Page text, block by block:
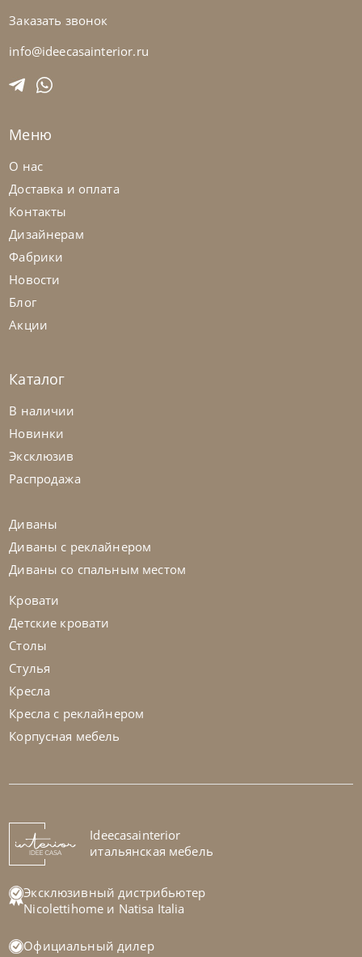
Tomasella
На заказ
Стенка Atlante Unit_At105
На заказ 45-90 дн
Заказать звонок
info@ideecasainterior.ru
Меню
О нас
Доставка и оплата
Контакты
Дизайнерам
Фабрики
Новости
Блог
Акции
Каталог
В наличии
Новинки
Эксклюзив
Распродажа
Диваны
Диваны с реклайнером
Диваны со спальным местом
Кровати
Детские кровати
Столы
Стулья
Кресла
Кресла с реклайнером
Корпусная мебель
Ideecasainterior
итальянская мебель
Эксклюзивный дистрибьютер
Nicolettihome и Natisa Italia
Официальный дилер